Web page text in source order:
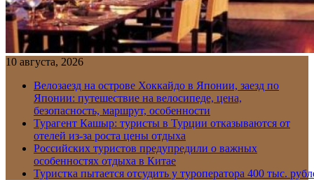
10 августа, 2026
Велозаезд на острове Хоккайдо в Японии, заезд по
Японии: путешествие на велосипеде, цена,
безопасность, маршрут, особенности
Турагент Кашыр: туристы в Турции отказываются от
отелей из-за роста цены отдыха
Российских туристов предупредили о важных
особенностях отдыха в Китае
Туристка пытается отсудить у туроператора 400 тыс.